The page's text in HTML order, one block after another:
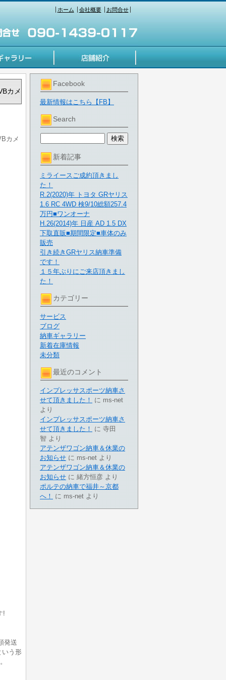
ホーム 会社概要 お問合せ
Facebook
最新情報はこちら【FB】
Search
新着記事
ミライースご成約頂きまし
た！
R.2(2020)年 トヨタ GRヤリス
1.6 RC 4WD 検9/10総額257.4
万円■ワンオーナ
H.26(2014)年 日産 AD 1.5 DX
下取直販■期間限定■車体のみ
販売
引き続きGRヤリス納車準備
です！
１５年ぶりにご来店頂きまし
た！
カテゴリー
サービス
ブログ
納車ギャラリー
新着在庫情報
未分類
最近のコメント
インプレッサスポーツ納車さ
せて頂きました！
に ms-net
より
インプレッサスポーツ納車さ
せて頂きました！
に 寺田
智 より
アテンザワゴン納車＆休業の
お知らせ に ms-net より
アテンザワゴン納車＆休業の
お知らせ に 緒方恒彦 より
ポルテの納車で福井～京都
へ！
に ms-net より
カメ
カメ
!
発送
う形